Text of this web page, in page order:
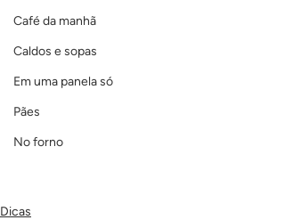
Café da manhã
Caldos e sopas
Em uma panela só
Pães
No forno
Dicas